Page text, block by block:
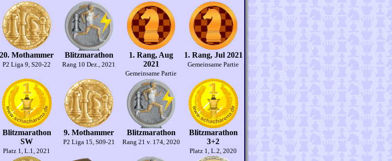
20. Mothammer
P2 Liga 9, S20-22
Blitzmarathon
Rang 10 Dez., 2021
1. Rang, Aug
2021
Gemeinsame Partie
1. Rang, Jul 2021
Gemeinsame Partie
Blitzmarathon
SW
Platz 1, L.1, 2021
9. Mothammer
P2 Liga 15, S09-21
Blitzmarathon
Rang 21 v. 174, 2020
Blitzmarathon
3+2
Platz 1, L.2, 2020